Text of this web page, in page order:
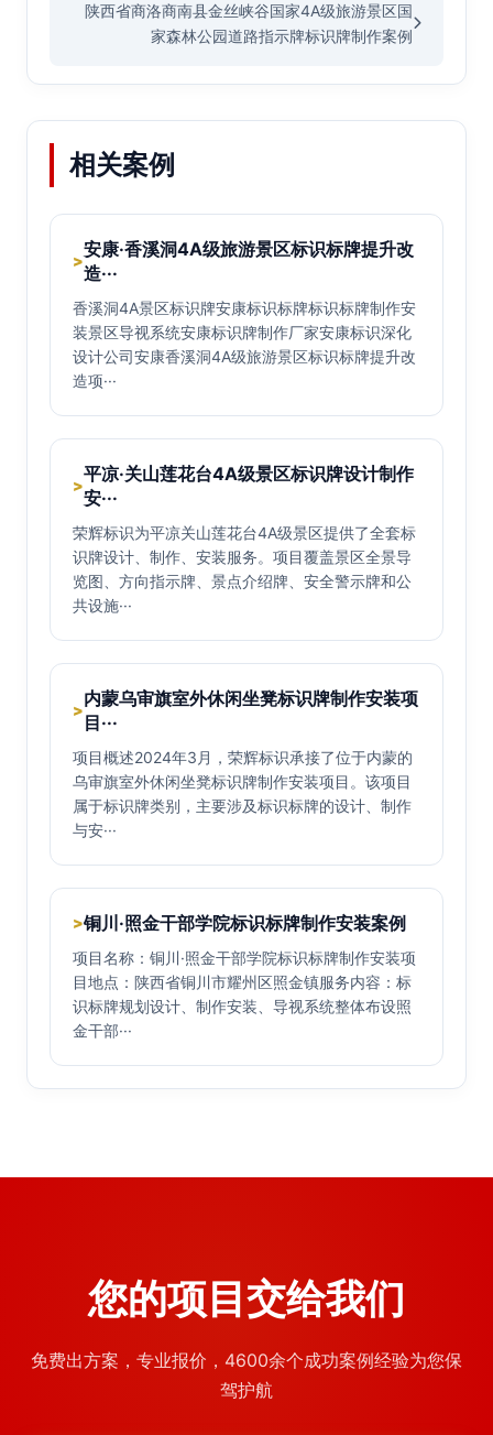
陕西省商洛商南县金丝峡谷国家4A级旅游景区国
家森林公园道路指示牌标识牌制作案例
相关案例
>
安康·香溪洞4A级旅游景区标识标牌提升改
造···
香溪洞4A景区标识牌安康标识标牌标识标牌制作安
装景区导视系统安康标识牌制作厂家安康标识深化
设计公司安康香溪洞4A级旅游景区标识标牌提升改
造项···
>
平凉·关山莲花台4A级景区标识牌设计制作
安···
荣辉标识为平凉关山莲花台4A级景区提供了全套标
识牌设计、制作、安装服务。项目覆盖景区全景导
览图、方向指示牌、景点介绍牌、安全警示牌和公
共设施···
>
内蒙乌审旗室外休闲坐凳标识牌制作安装项
目···
项目概述2024年3月，荣辉标识承接了位于内蒙的
乌审旗室外休闲坐凳标识牌制作安装项目。该项目
属于标识牌类别，主要涉及标识标牌的设计、制作
与安···
>铜川·照金干部学院标识标牌制作安装案例
项目名称：铜川·照金干部学院标识标牌制作安装项
目地点：陕西省铜川市耀州区照金镇服务内容：标
识标牌规划设计、制作安装、导视系统整体布设照
金干部···
您的项目交给我们
免费出方案，专业报价，4600余个成功案例经验为您保
驾护航